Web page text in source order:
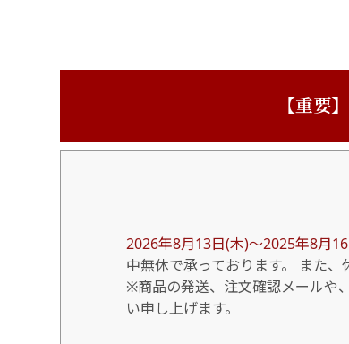
【重要
2026年8月13日(木)～2025年8月
中無休で承っております。 また
※商品の発送、注文確認メールや
い申し上げます。